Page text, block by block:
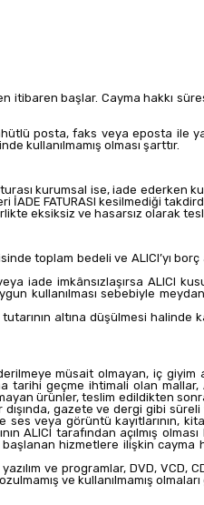
itibaren başlar. Cayma hakkı
posta, faks veya eposta ile
kullanılmamış olması şarttır.
kurumsal ise, iade ederken
FATURASI kesilmediği
eksiksiz ve hasarsız olarak
toplam bedeli ve ALICI’yı
imkânsızlaşırsa ALICI
kullanılması sebebiyle
altına düşülmesi halinde
müsait olmayan, iç giyim
geçme ihtimali olan mallar,
ürünler, teslim edildikten
gazete ve dergi gibi
veya görüntü kayıtlarının,
ALICI tarafından açılmış
hizmetlere ilişkin cayma
ve programlar, DVD, VCD,
ve kullanılmamış olmaları